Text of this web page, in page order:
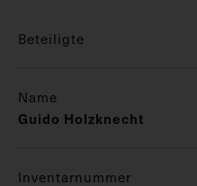
Beteiligte
Name
Guido Holzknecht
Inventarnummer